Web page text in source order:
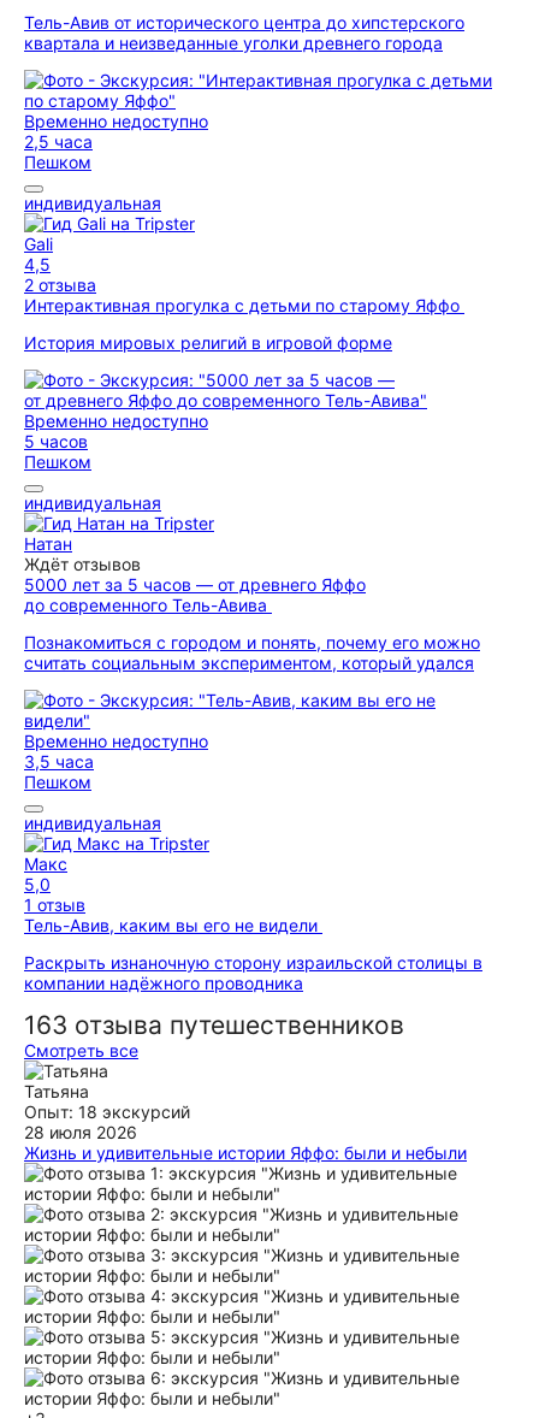
Тель-Авив от исторического центра до хипстерского
квартала и неизведанные уголки древнего города
Временно недоступно
2,5 часа
Пешком
индивидуальная
Gali
4,5
2 отзыва
Интерактивная прогулка с детьми по старому Яффо
История мировых религий в игровой форме
Временно недоступно
5 часов
Пешком
индивидуальная
Натан
Ждёт отзывов
5000 лет за 5 часов — от древнего Яффо
до современного Тель-Авива
Познакомиться с городом и понять, почему его можно
считать социальным экспериментом, который удался
Временно недоступно
3,5 часа
Пешком
индивидуальная
Макс
5,0
1 отзыв
Тель-Авив, каким вы его не видели
Раскрыть изнаночную сторону израильской столицы в
компании надёжного проводника
163 отзыва путешественников
Смотреть все
Татьяна
Опыт: 18 экскурсий
28 июля 2026
Жизнь и удивительные истории Яффо: были и небыли
Нам с мужем очень понравилась экскурсия с Ладой, мы
всегда заказываем индивидуальные экскурсии через
Трипстер и нам есть с чем сравнивать. Было ОЧЕНЬ
интересно, много неожиданных вещей в увлекательной
форме, была некая интрига. Вобщем 3 часа пролетели
незаметно. Отдельно хочется отметить внимательное
отношение к нам: Лада предложила выбрать время
экскурсии с учётом погоды( мы приехали в самое жаркое
время года), все время напоминала нам о необходимости
пить воду. Мы также получили исчерпывающую
информацию о местах, где можно вкусно поужинать и об
особенностях пользования местным транспортом.